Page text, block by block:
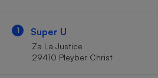
1 Super U
Za La Justice
29410 Pleyber Christ